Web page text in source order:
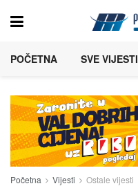
POČETNA SVE VIJESTI
Početna Vijesti Ostale vijesti